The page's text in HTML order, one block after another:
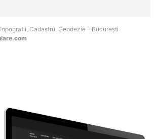
Cadastru, Geodezie - Bucureşti